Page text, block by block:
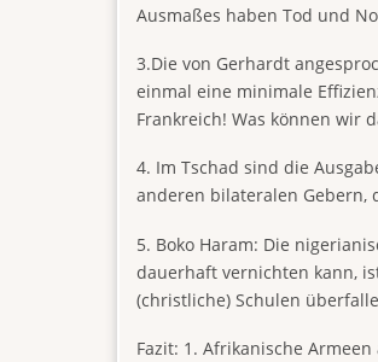
Ausmaßes haben Tod und
3.Die von Gerhardt
einmal eine minimale
Frankreich! Was können wir
4. Im Tschad sind die
anderen bilateralen Gebern,
5. Boko Haram: Die
dauerhaft vernichten kann,
(christliche) Schulen
Fazit: 1. Afrikanische